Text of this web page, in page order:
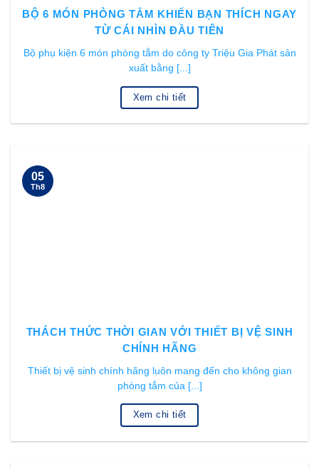
BỘ 6 MÓN PHÒNG TẮM KHIẾN BẠN THÍCH NGAY
TỪ CÁI NHÌN ĐẦU TIÊN
Bộ phụ kiện 6 món phòng tắm do công ty Triệu Gia Phát sản
xuất bằng [...]
Xem chi tiết
THÁCH THỨC THỜI GIAN VỚI THIẾT BỊ VỆ SINH
CHÍNH HÃNG
Thiết bị vệ sinh chính hãng luôn mang đến cho không gian
phòng tắm của [...]
Xem chi tiết
05
Th8